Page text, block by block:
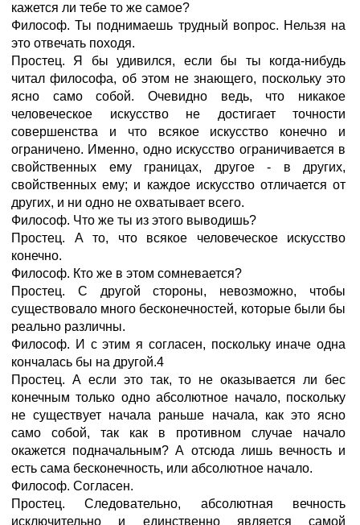
кажется ли тебе то же самое?
Философ. Ты поднимаешь трудный вопрос. Нельзя на
это отвечать походя.
Простец. Я бы удивился, если бы ты когда-нибудь
читал философа, об этом не знающего, поскольку это
ясно само собой. Очевидно ведь, что никакое
человеческое искусство не достигает точности
совершенства и что всякое искусство конечно и
ограничено. Именно, одно искусство ограничивается в
свойственных ему границах, другое - в других,
свойственных ему; и каждое искусство отличается от
других, и ни одно не охватывает всего.
Философ. Что же ты из этого выводишь?
Простец. А то, что всякое человеческое искусство
конечно.
Философ. Кто же в этом сомневается?
Простец. С другой стороны, невозможно, чтобы
существовало много бесконечностей, которые были бы
реально различны.
Философ. И с этим я согласен, поскольку иначе одна
кончалась бы на другой.4
Простец. А если это так, то не оказывается ли бес
конечным только одно абсолютное начало, поскольку
не существует начала раньше начала, как это ясно
само собой, так как в противном случае начало
окажется подначальным? А отсюда лишь вечность и
есть сама бесконечность, или абсолютное начало.
Философ. Согласен.
Простец. Следовательно, абсолютная вечность
исключительно и единственно является самой